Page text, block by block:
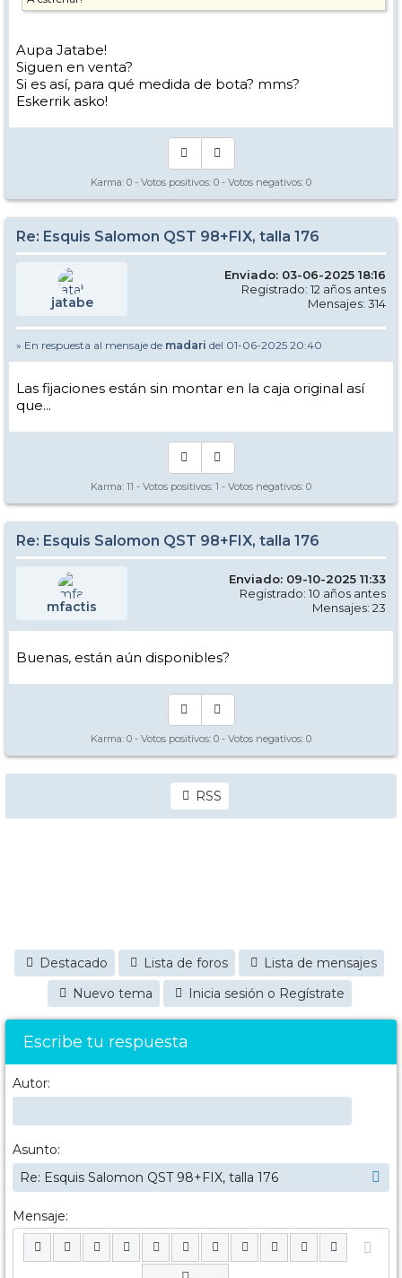
Aupa Jatabe!
Siguen en venta?
Si es así, para qué medida de bota? mms?
Eskerrik asko!
Karma: 0 - Votos positivos: 0 - Votos negativos: 0
Re: Esquis Salomon QST 98+FIX, talla 176
jatabe
Enviado: 03-06-2025 18:16
Registrado: 12 años antes
Mensajes: 314
» En respuesta al mensaje de madari del 01-06-2025 20:40
Las fijaciones están sin montar en la caja original así
que...
Karma: 11 - Votos positivos: 1 - Votos negativos: 0
Re: Esquis Salomon QST 98+FIX, talla 176
mfactis
Enviado: 09-10-2025 11:33
Registrado: 10 años antes
Mensajes: 23
Buenas, están aún disponibles?
Karma: 0 - Votos positivos: 0 - Votos negativos: 0
RSS
Destacado Lista de foros
Lista de mensajes
Nuevo tema
Inicia sesión o Regístrate
Escribe tu respuesta
Autor:
Asunto:
Mensaje: